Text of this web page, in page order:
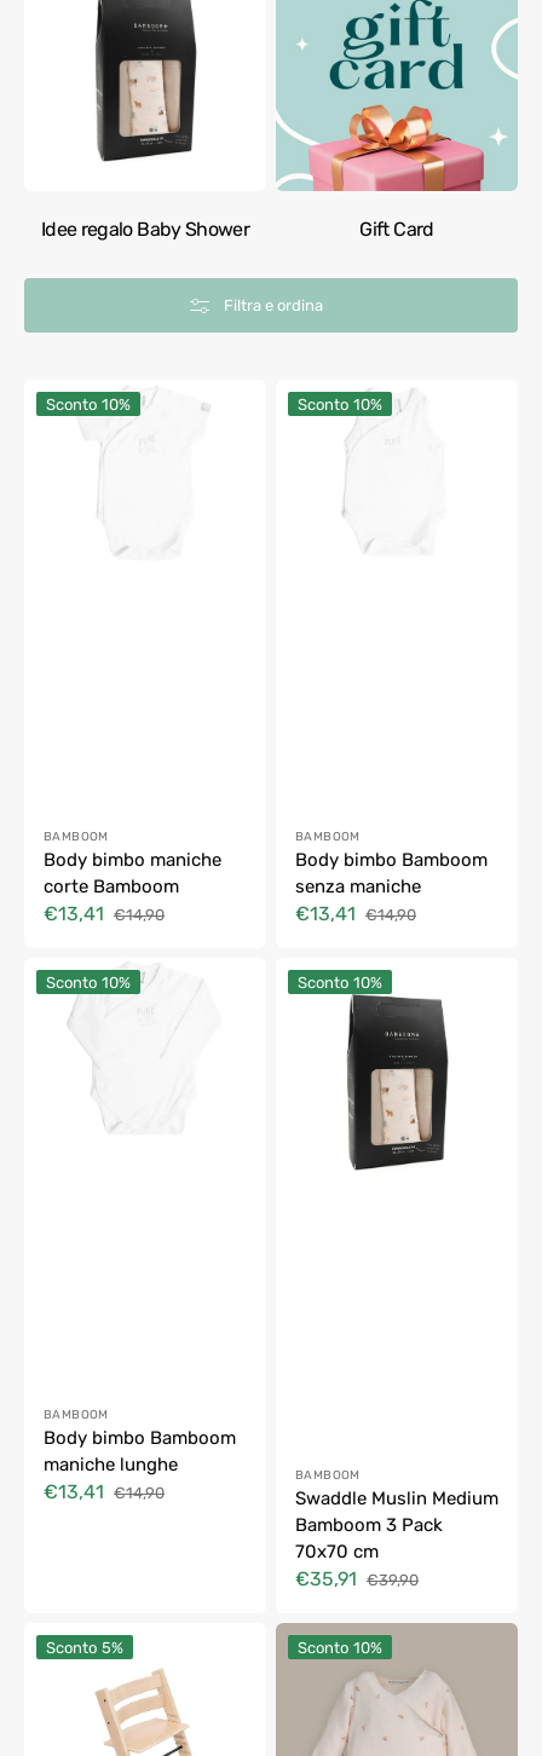
Idee regalo Baby Shower Gift Card
Filtra e ordina
Body
bimbo
Sconto 10%
Fornitore:
BAMBOOM
Body bimbo maniche
corte Bamboom
Prezzo
vendita
€13,41
Prezzo
listino
€14,90
Body
bimbo
Bamboom
Sconto 10%
Fornitore:
BAMBOOM
Body bimbo Bamboom
senza maniche
Prezzo
vendita
€13,41
Prezzo
listino
€14,90
Body
bimbo
Bamboom
maniche
Sconto 10%
Fornitore:
BAMBOOM
Body bimbo Bamboom
maniche lunghe
Prezzo
€13,41
Prezzo
€14,90
Swaddle
Muslin
Bamboom
Sconto 10%
Fornitore:
BAMBOOM
Swaddle Muslin Medium
Bamboom 3 Pack
70x70 cm
Prezzo
vendita
€35,91
Prezzo
listino
€39,90
Tripp
Trapp
Sconto 5%
Tutina
Pure
Bamboom
Sconto 10%